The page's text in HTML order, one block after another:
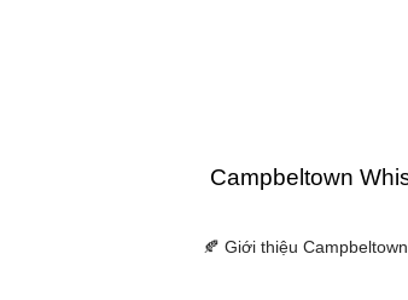
Campbeltown
🍂 Giới thiệu